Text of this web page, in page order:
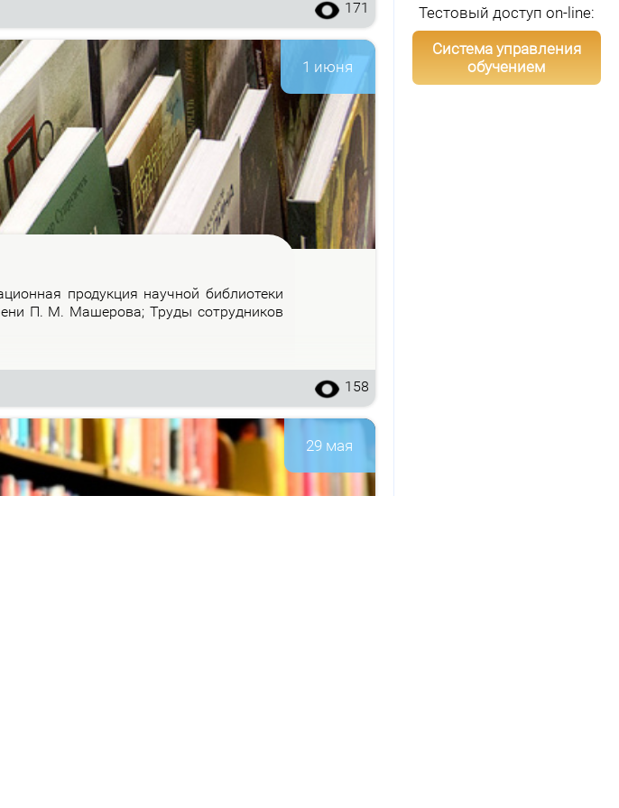
171
1 июня
про­дук­ция на­уч­ной биб­лио­те­ки
П. М. Ма­ше­ро­ва; Тру­ды со­труд­ни­ков
158
29 мая
Тестовый доступ on-line:
Система управления
обучением